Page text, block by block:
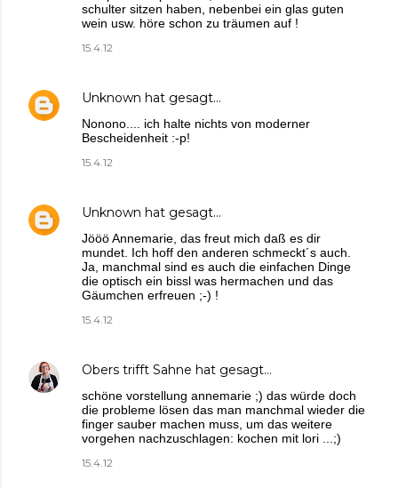
schulter sitzen haben, nebenbei ein glas guten
wein usw. höre schon zu träumen auf !
15.4.12
Unknown hat gesagt…
Nonono.... ich halte nichts von moderner
Bescheidenheit :-p!
15.4.12
Unknown hat gesagt…
Jööö Annemarie, das freut mich daß es dir
mundet. Ich hoff den anderen schmeckt´s auch.
Ja, manchmal sind es auch die einfachen Dinge
die optisch ein bissl was hermachen und das
Gäumchen erfreuen ;-) !
15.4.12
Obers trifft Sahne hat gesagt…
schöne vorstellung annemarie ;) das würde doch
die probleme lösen das man manchmal wieder die
finger sauber machen muss, um das weitere
vorgehen nachzuschlagen: kochen mit lori ...;)
15.4.12